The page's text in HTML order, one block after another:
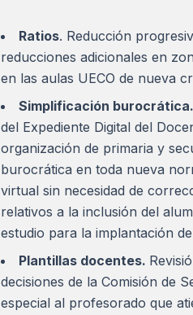
Ratios. Reducción
reducciones adicionales en
en las aulas UECO de nueva
Simplificación burocrática.
del Expediente Digital del
organización de primaria y
burocrática en toda nueva
virtual sin necesidad de
relativos a la inclusión del
estudio para la implantación
Plantillas docentes.
decisiones de la Comisión de
especial al profesorado que